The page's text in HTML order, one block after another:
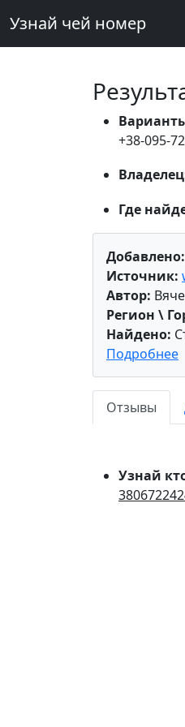
Узнай чей номер
+38-095-
Где
Добавлено:
Источник:
Автор:
Регион \
Найдено:
Подробнее
Отзывы
Узнай